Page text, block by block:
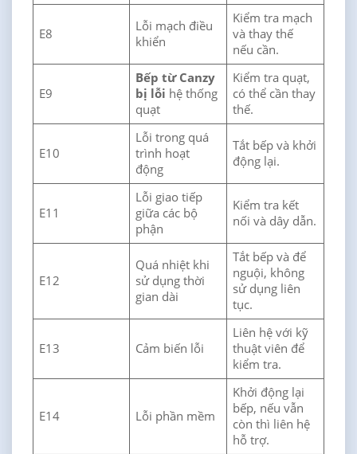
E8
Lỗi mạch điều
khiển
Kiểm tra mạch
và thay thế
nếu cần.
E9
Bếp từ Canzy
bị lỗi hệ thống
quạt
Kiểm tra quạt,
có thể cần thay
thế.
E10
Lỗi trong quá
trình hoạt
động
Tắt bếp và khởi
động lại.
E11
Lỗi giao tiếp
giữa các bộ
phận
Kiểm tra kết
nối và dây dẫn.
E12
Quá nhiệt khi
sử dụng thời
gian dài
Tắt bếp và để
nguội, không
sử dụng liên
tục.
E13 Cảm biến lỗi
Liên hệ với kỹ
thuật viên để
kiểm tra.
E14 Lỗi phần mềm
Khởi động lại
bếp, nếu vẫn
còn thì liên hệ
hỗ trợ.